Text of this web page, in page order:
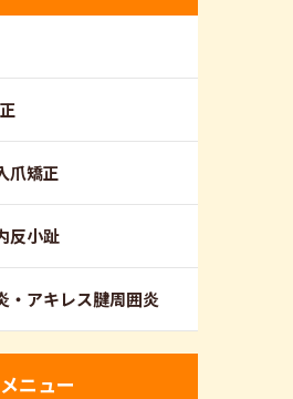
爪矯正
反小趾
・アキレス腱周囲炎
メニュー